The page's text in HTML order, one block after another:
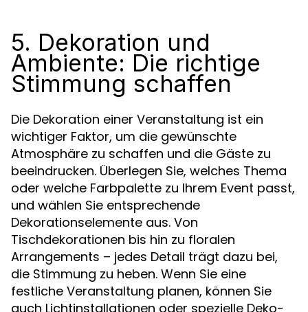
5. Dekoration und
Ambiente: Die richtige
Stimmung schaffen
Die Dekoration einer Veranstaltung ist ein
wichtiger Faktor, um die gewünschte
Atmosphäre zu schaffen und die Gäste zu
beeindrucken. Überlegen Sie, welches Thema
oder welche Farbpalette zu Ihrem Event passt,
und wählen Sie entsprechende
Dekorationselemente aus. Von
Tischdekorationen bis hin zu floralen
Arrangements – jedes Detail trägt dazu bei,
die Stimmung zu heben. Wenn Sie eine
festliche Veranstaltung planen, können Sie
auch Lichtinstallationen oder spezielle Deko-